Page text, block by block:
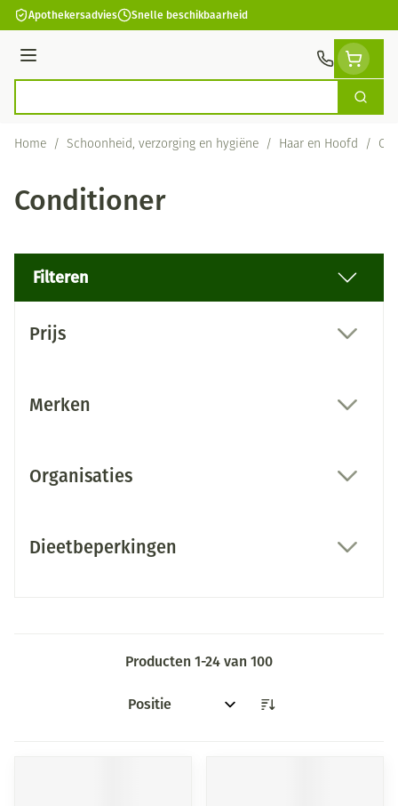
Ga naar de inhoud
Apothekersadvies Snelle beschikbaarheid
Menu
Zoek
Home / Schoonheid, verzorging en hygiëne / Haar en Hoofd /
Conditioner
Filteren
Prijs
Merken
Organisaties
Dieetbeperkingen
Producten 1-24 van 100
Sorteer op: